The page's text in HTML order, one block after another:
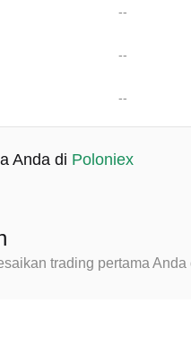
--
--
--
Anda di Poloniex
trading pertama